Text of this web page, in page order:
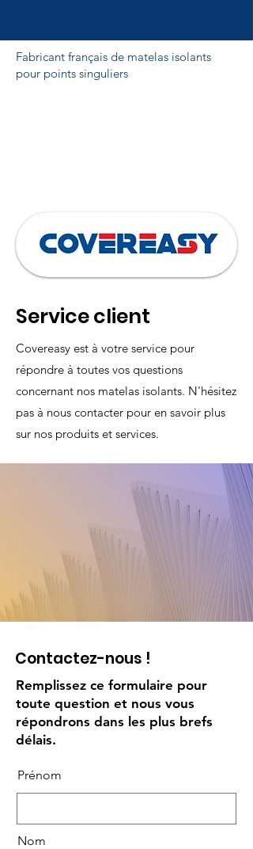
Fabricant français de matelas isolants
pour points singuliers
Service client
Covereasy est à votre service pour
répondre à toutes vos questions
concernant nos matelas isolants. N'hésitez
pas à nous contacter pour en savoir plus
sur nos produits et services.
Contactez-nous !
Remplissez ce formulaire pour
toute question et nous vous
répondrons dans les plus brefs
délais.
Prénom
Nom